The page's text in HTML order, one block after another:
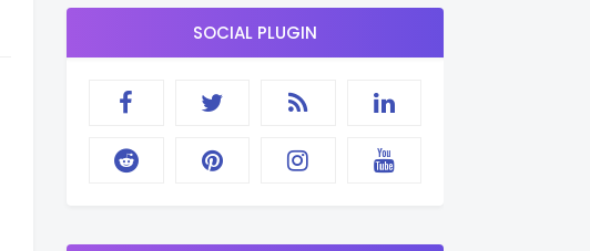
SOCIAL PLUGIN